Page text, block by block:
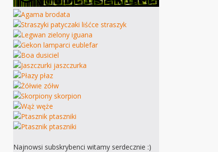
Najnowsi subskrybenci witamy serdecznie :)